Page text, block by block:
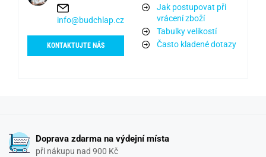
info@budchlap.cz
KONTAKTUJTE NÁS
Jak postupovat při
vrácení zboží
Tabulky velikostí
Často kladené dotazy
Doprava zdarma na výdejní místa
při nákupu nad 900 Kč